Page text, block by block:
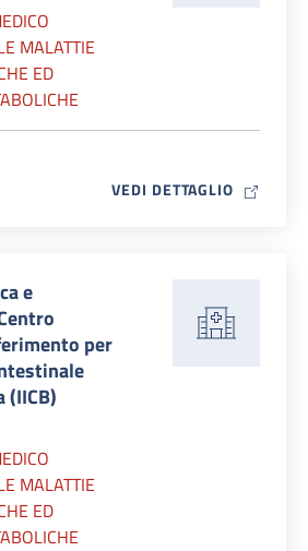
MALATTIE
ED
VEDI DETTAGLIO MAP ICON
e
per
(IICB)
MALATTIE
ED